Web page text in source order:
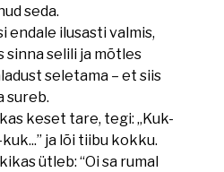
seda.
endale ilusasti valmis,
sinna selili ja mõtles
seletama – et siis
sureb.
keset tare, tegi: „Kuk-
ja lõi tiibu kokku.
ütleb: “Oi sa rumal